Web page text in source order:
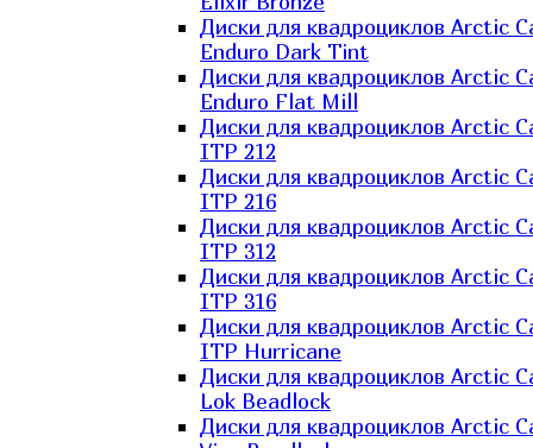
Диски для квадроциклов Arctic
Enduro Dark Tint
Диски для квадроциклов Arctic
Enduro Flat Mill
Диски для квадроциклов Arctic
ITP 212
Диски для квадроциклов Arctic
ITP 216
Диски для квадроциклов Arctic
ITP 312
Диски для квадроциклов Arctic
ITP 316
Диски для квадроциклов Arctic
ITP Hurricane
Диски для квадроциклов Arctic
Lok Beadlock
Диски для квадроциклов Arctic